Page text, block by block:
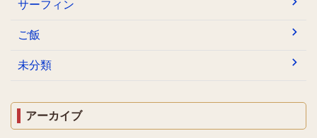
サーフィン
ご飯
未分類
アーカイブ